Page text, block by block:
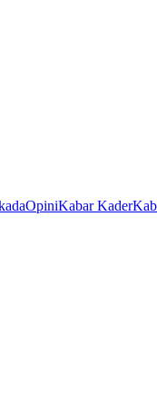
OpiniKabar Kader